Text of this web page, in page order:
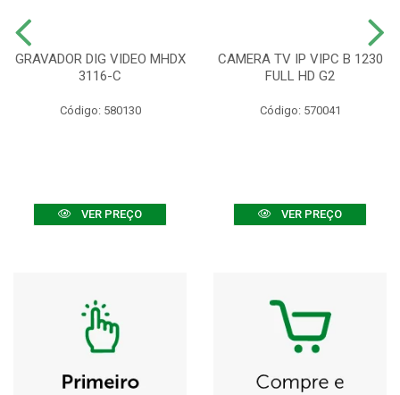
GRAVADOR DIG VIDEO MHDX
3116-C
Código: 580130
VER PREÇO
CAMERA TV IP VIPC B 1230
FULL HD G2
Código: 570041
VER PREÇO